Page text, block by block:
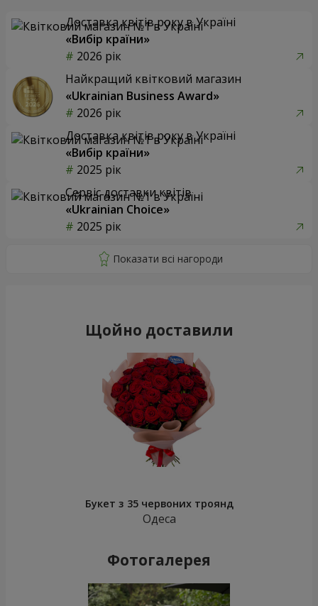
Доставка квітів року в Україні
«Вибір країни»
2026 рік
Найкращий квітковий магазин
«Ukrainian Business Award»
2026 рік
Доставка квітів року в Україні
«Вибір країни»
2025 рік
Сервіс доставки квітів
«Ukrainian Choice»
2025 рік
Щойно доставили
Букет з 35 червоних троянд
Одеса
Фотогалерея